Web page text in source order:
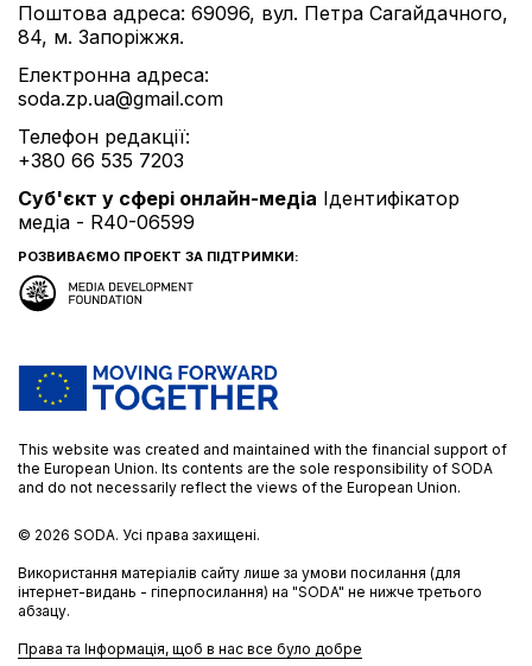
Поштова адреса: 69096, вул. Петра Сагайдачного,
84, м. Запоріжжя.
Електронна адреса:
soda.zp.ua@gmail.com
Телефон редакції:
+380 66 535 7203
Cуб'єкт у сфері онлайн-медіа Ідентифікатор
медіа - R40-06599
РОЗВИВАЄМО ПРОЕКТ ЗА ПІДТРИМКИ:
This website was created and maintained with the financial support of
the European Union. Its contents are the sole responsibility of SODA
and do not necessarily reflect the views of the European Union.
© 2026 SODA. Усі права захищені.
Використання матеріалів сайту лише за умови посилання (для
інтернет-видань - гіперпосилання) на "SODA" не нижче третього
абзацу.
Права та Інформація, щоб в нас все було добре